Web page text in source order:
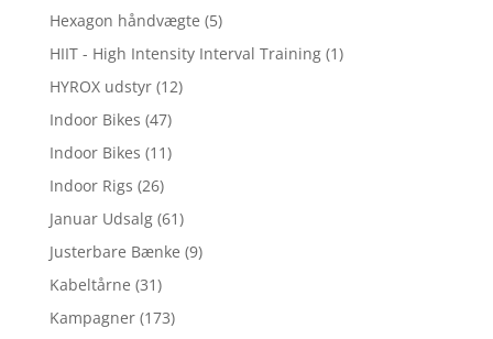
Hexagon håndvægte (5)
HIIT - High Intensity Interval Training (1)
HYROX udstyr (12)
Indoor Bikes (47)
Indoor Bikes (11)
Indoor Rigs (26)
Januar Udsalg (61)
Justerbare Bænke (9)
Kabeltårne (31)
Kampagner (173)